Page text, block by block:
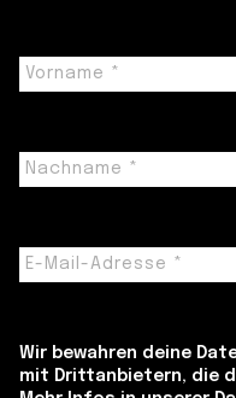
Wir bewahren deine
mit Drittanbietern, die